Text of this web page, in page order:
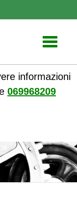
Toggle
informazioni
069968209